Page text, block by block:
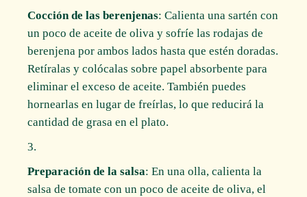
Cocción de las berenjenas: Calienta una sartén con
un poco de aceite de oliva y sofríe las rodajas de
berenjena por ambos lados hasta que estén doradas.
Retíralas y colócalas sobre papel absorbente para
eliminar el exceso de aceite. También puedes
hornearlas en lugar de freírlas, lo que reducirá la
cantidad de grasa en el plato.
Preparación de la salsa: En una olla, calienta la
salsa de tomate con un poco de aceite de oliva, el